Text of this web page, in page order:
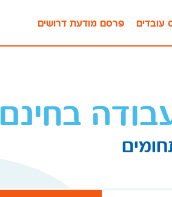
פרסם מודעת דרושים עובדים
בחינם